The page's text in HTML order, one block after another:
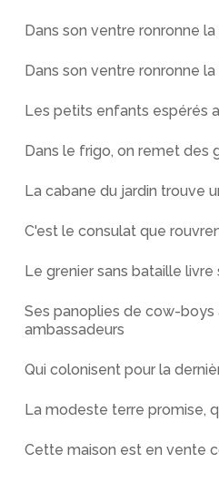
Dans son ventre ronronne
Dans son ventre ronronne
Les petits enfants espérés
Dans le frigo, on remet des
La cabane du jardin trouve
C'est le consulat que
Le grenier sans bataille livre
Ses panoplies de cow-boys
ambassadeurs
Qui colonisent pour la
La modeste terre promise,
Cette maison est en vente